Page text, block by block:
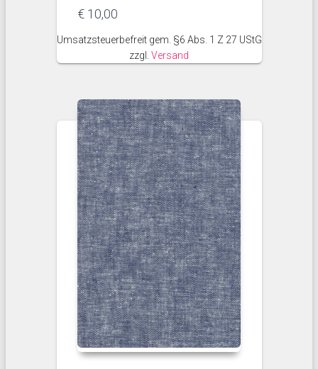
€ 10,00
Umsatzsteuerbefreit gem. §6 Abs. 1 Z 27 UStG
zzgl. Versand